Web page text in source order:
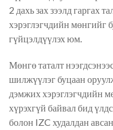
2 дахь зах зээлд гаргах
хэрэглэгчдийн мөнгийг
гүйцэлдүүлэх юм.
Мөнгө таталт
шилжүүлэг буцаан
дэмжих хэрэглэгчдийн
хүрэхгүй байвал бид
болон IZC худалдан